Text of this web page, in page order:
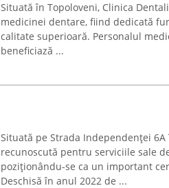
Situată în Topoloveni, Clinica
medicinei dentare, fiind dedicată
calitate superioară. Personalul
beneficiază ...
Situată pe Strada Independenței 6A
recunoscută pentru serviciile sale
poziționându-se ca un important
Deschisă în anul 2022 de ...